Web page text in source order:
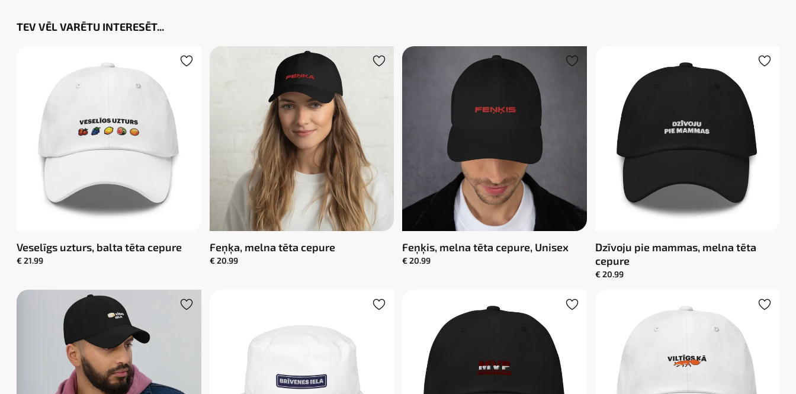
TEV VĒL VARĒTU INTERESĒT...
Veselīgs uzturs, balta tēta cepure
€ 21.99
Feņķa, melna tēta cepure
€ 20.99
Feņķis, melna tēta cepure, Unisex
€ 20.99
Dzīvoju pie mammas, melna tēta
cepure
€ 20.99